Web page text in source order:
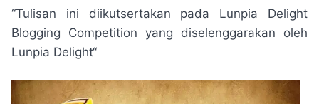
“Tulisan ini diikutsertakan pada Lunpia Delight
Blogging Competition yang diselenggarakan oleh
Lunpia Delight“